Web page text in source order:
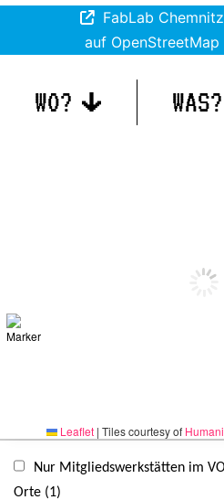
FabLab Chemnitz
auf OpenStreetMap